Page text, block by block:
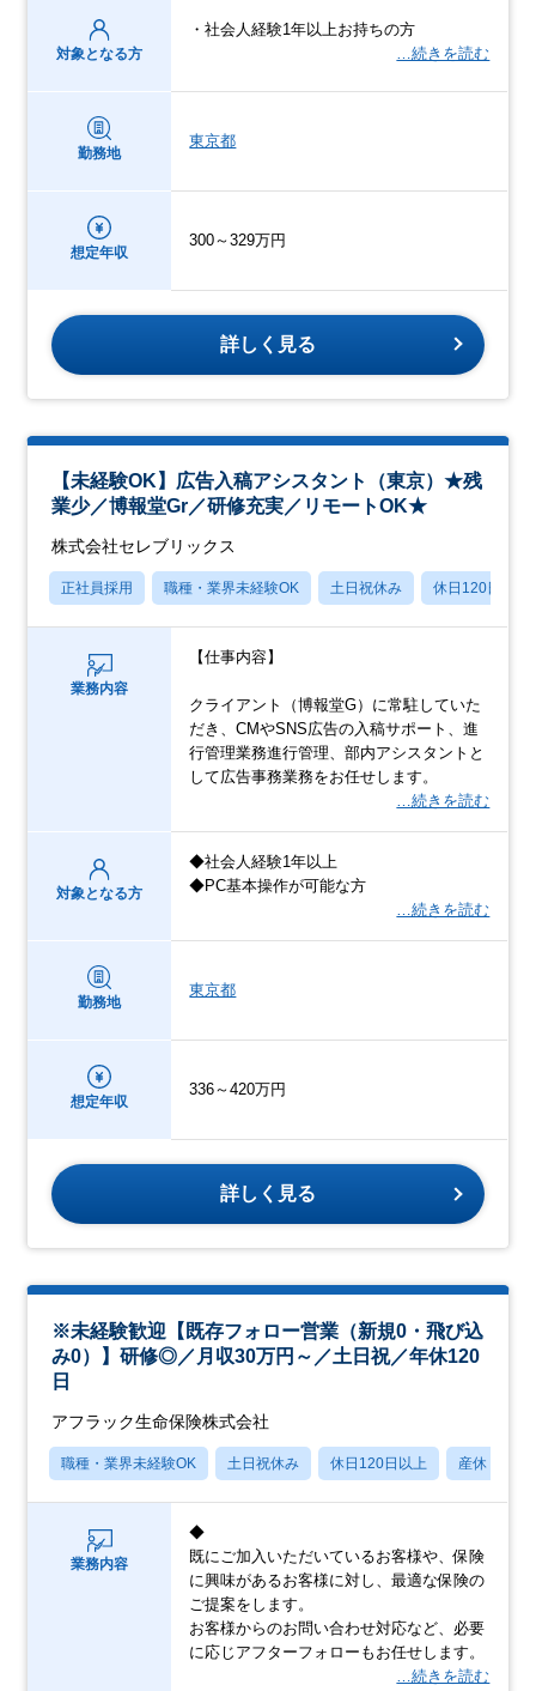
対象となる方
・社会人経験1年以上お持ちの方
…続きを読む
勤務地
東京都
想定年収
300～329万円
詳しく見る
【未経験OK】広告入稿アシスタント（東京）★残
業少／博報堂Gr／研修充実／リモートOK★
株式会社セレブリックス
正社員採用 職種・業界未経験OK 土日祝休み 休日120日以上
業務内容
【仕事内容】
クライアント（博報堂G）に常駐していた
だき、CMやSNS広告の入稿サポート、進
行管理業務進行管理、部内アシスタントと
して広告事務業務をお任せします。
…続きを読む
対象となる方
◆社会人経験1年以上
◆PC基本操作が可能な方
…続きを読む
勤務地
東京都
想定年収
336～420万円
詳しく見る
※未経験歓迎【既存フォロー営業（新規0・飛び込
み0）】研修◎／月収30万円～／土日祝／年休120
日
アフラック生命保険株式会社
職種・業界未経験OK 土日祝休み 休日120日以上 産休・育休
業務内容
◆
既にご加入いただいているお客様や、保険
に興味があるお客様に対し、最適な保険の
ご提案をします。
お客様からのお問い合わせ対応など、必要
に応じアフターフォローもお任せします。
…続きを読む